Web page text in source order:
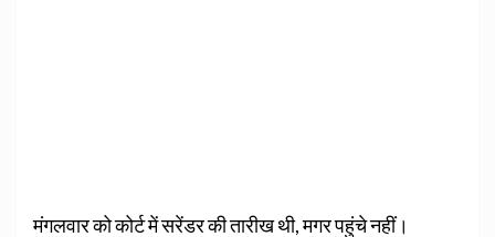
मंगलवार को कोर्ट में सरेंडर की तारीख थी, मगर पहुंचे नहीं।